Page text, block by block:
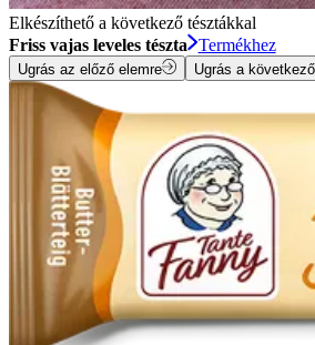
Elkészíthető a következő tésztákkal
Friss vajas leveles tészta
Termékhez
Ugrás az előző elemre Ugrás a